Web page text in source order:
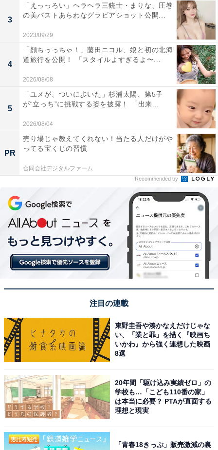
3
「えっっろい」ヘラヘラ三銃士・まりな、圧巻
の美バストあらわなグラビアショット公開...
2023/09/29
4
「顔ちっっちゃ！」藤田ニコル、娘と初の北海
道旅行を公開！ 「スタイルよすぎるよ〜...
2026/08/08
5
「ユメが、ついに歩いた」杉浦太陽、第5子
が“立っち”に挑戦する姿を披露！ 「出来...
2026/08/04
PR
売り場じゃ教えてくれない！当たる人だけがや
ってる宝くじの習慣
合同会社デジタルファーム
Recommended by
注目の連載
東野圭吾や湊かなえだけじゃな
い、「業と罪」を描く『映画ち
いかわ』から強く連想した映画
8選
20年間「駆け込み実績ゼロ」の
学校も…「こども110番の家」
は本当に必要？ PTAが直面する
理想と現実
「青春18きっぷ」販売激減の裏